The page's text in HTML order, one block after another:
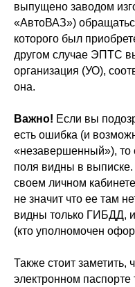
выпущено заводом
«АвтоВАЗ»)
которого был
другом случае ЭПТС
организация (УО),
она.
Важно! Если вы
есть ошибка (и
«незавершенный»), то
поля видны в
своем личном
не значит что ее там
видны только ГИБДД,
(кто уполномочен
Также стоит заметить,
электронном паспорте